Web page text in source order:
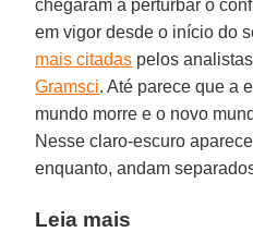
chegaram a perturbar o
em vigor desde o início do
mais citadas pelos
Gramsci. Até parece que a
mundo morre e o novo
Nesse claro-escuro
enquanto, andam
Leia mais